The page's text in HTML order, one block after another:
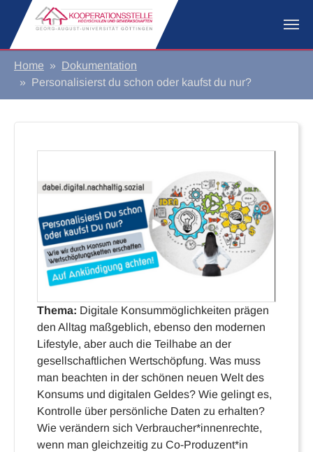
Home
Dokumentation
Personalisierst du schon oder kaufst du nur?
Thema: Digitale Konsummöglichkeiten prägen
den Alltag maßgeblich, ebenso den modernen
Lifestyle, aber auch die Teilhabe an der
gesellschaftlichen Wertschöpfung. Was muss
man beachten in der schönen neuen Welt des
Konsums und digitalen Geldes? Wie gelingt es,
Kontrolle über persönliche Daten zu erhalten?
Wie verändern sich Verbraucher*innenrechte,
wenn man gleichzeitig zu Co-Produzent*in